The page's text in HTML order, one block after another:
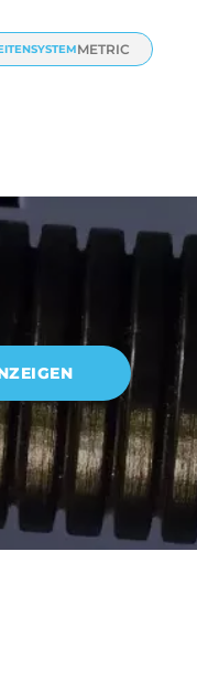
METRIC